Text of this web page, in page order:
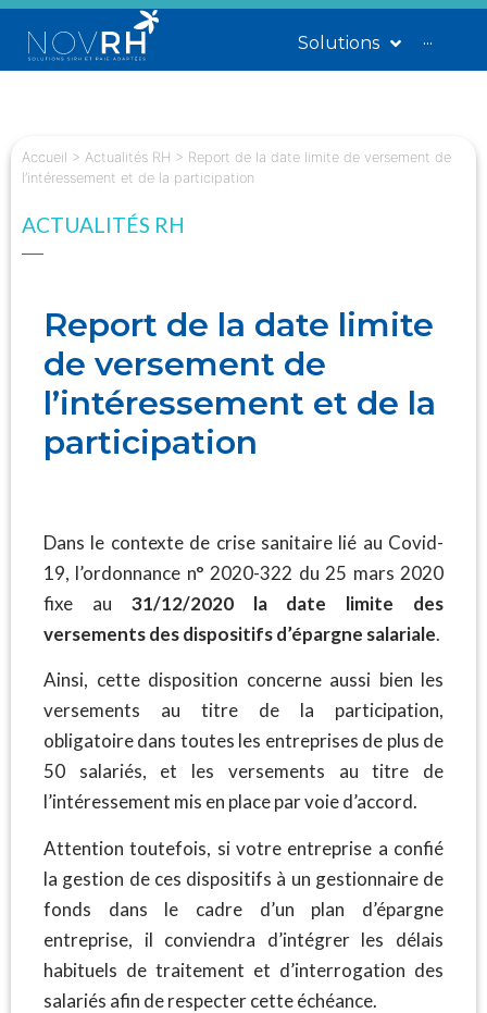
Solutions ···
Accueil > Actualités RH > Report de la date limite de versement de
l’intéressement et de la participation
ACTUALITÉS RH
Report de la date limite
de versement de
l’intéressement et de la
participation
Dans le contexte de crise sanitaire lié au Covid-
19, l’ordonnance n° 2020-322 du 25 mars 2020
fixe au 31/12/2020 la date limite des
versements des dispositifs d’épargne salariale.
Ainsi, cette disposition concerne aussi bien les
versements au titre de la participation,
obligatoire dans toutes les entreprises de plus de
50 salariés, et les versements au titre de
l’intéressement mis en place par voie d’accord.
Attention toutefois, si votre entreprise a confié
la gestion de ces dispositifs à un gestionnaire de
fonds dans le cadre d’un plan d’épargne
entreprise, il conviendra d’intégrer les délais
habituels de traitement et d’interrogation des
salariés afin de respecter cette échéance.